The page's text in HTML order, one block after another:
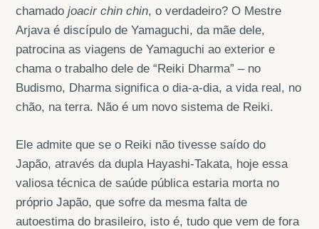
chamadojoacir chin chin, o verdadeiro? O Mestre
Arjava é discípulo de Yamaguchi, da mãe dele,
patrocina as viagens de Yamaguchi ao exterior e
chama o trabalho dele de “Reiki Dharma” – no
Budismo, Dharma significa o dia-a-dia, a vida real, no
chão, na terra. Não é um novo sistema de Reiki.
Ele admite que se o Reiki não tivesse saído do
Japão, através da dupla Hayashi-Takata, hoje essa
valiosa técnica de saúde pública estaria morta no
próprio Japão, que sofre da mesma falta de
autoestima do brasileiro, isto é, tudo que vem de fora